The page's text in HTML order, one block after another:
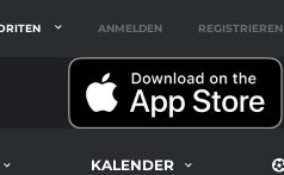
ANMELDEN REGISTRIEREN
KALENDER